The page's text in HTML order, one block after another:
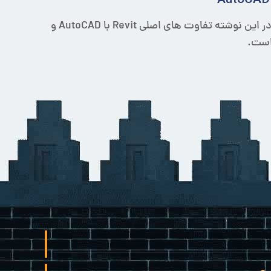
اگر BIM در فعالیت های شما قرار دارد، قطعاً Revit یکی از گزینه ها است. در این نوشته تفاوت های اصلی Revit با AutoCAD و